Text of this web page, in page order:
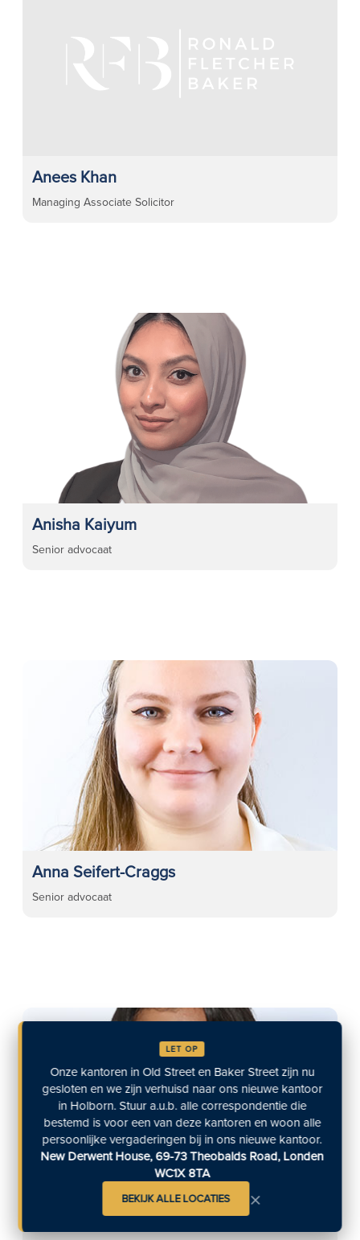
Anees Khan
Managing Associate Solicitor
Anisha Kaiyum
Senior advocaat
Anna Seifert-Craggs
Senior advocaat
Ardra Pillai
LET OP
Onze kantoren in Old Street en Baker Street zijn nu
gesloten en we zijn verhuisd naar ons nieuwe kantoor
in Holborn. Stuur a.u.b. alle correspondentie die
bestemd is voor een van deze kantoren en woon alle
persoonlijke vergaderingen bij in ons nieuwe kantoor.
New Derwent House, 69-73 Theobalds Road, Londen
WC1X 8TA
BEKIJK ALLE LOCATIES ×